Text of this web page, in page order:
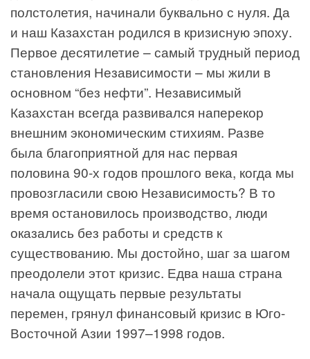
полстолетия, начинали буквально с нуля. Да
и наш Казахстан родился в кризисную эпоху.
Первое десятилетие – самый трудный период
становления Независимости – мы жили в
основном “без нефти”. Независимый
Казахстан всегда развивался наперекор
внешним экономическим стихиям. Разве
была благоприятной для нас первая
половина 90-х годов прошлого века, когда мы
провозгласили свою Независимость? В то
время остановилось производство, люди
оказались без работы и средств к
существованию. Мы достойно, шаг за шагом
преодолели этот кризис. Едва наша страна
начала ощущать первые результаты
перемен, грянул финансовый кризис в Юго-
Восточной Азии 1997–1998 годов.